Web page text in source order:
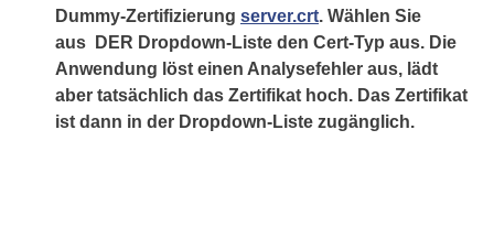
Dummy-Zertifizierung server.crt. Wählen Sie
aus
DER Dropdown-Liste den Cert-Typ aus. Die
Anwendung löst einen Analysefehler aus, lädt
aber tatsächlich das Zertifikat hoch. Das Zertifikat
ist dann in der Dropdown-Liste zugänglich.